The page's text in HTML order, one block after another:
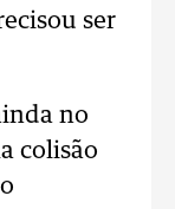
ser
no
colisão